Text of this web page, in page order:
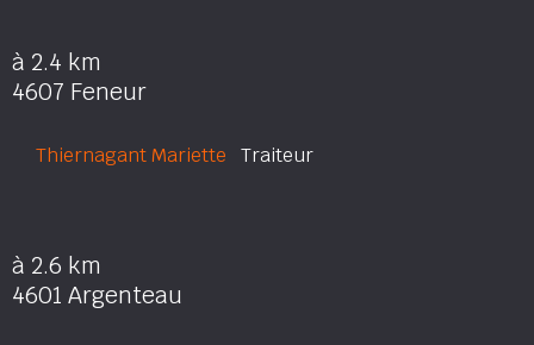
à 2.4 km
4607 Feneur
Thiernagant Mariette Traiteur
à 2.6 km
4601 Argenteau